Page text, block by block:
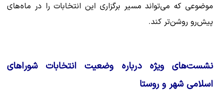
موضوعی که می‌تواند مسیر برگزاری این انتخابات را در ماه‌های
پیش‌رو روشن‌تر کند.
نشست‌های ویژه درباره وضعیت انتخابات شوراهای
اسلامی شهر و روستا